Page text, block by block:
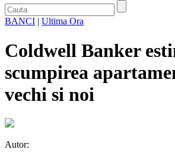
BANCI | Ultima Ora
Coldwell Banker
scumpirea
vechi si noi
Autor: